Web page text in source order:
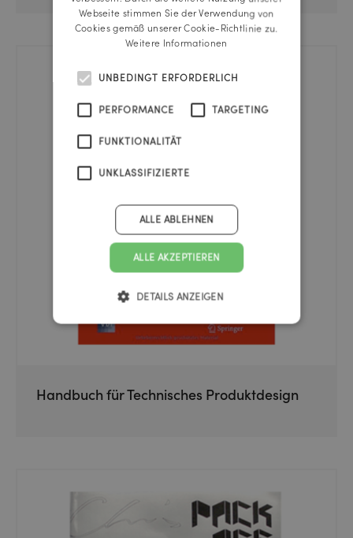
Handbuch für Technisches Produktdesign
Webseite stimmen Sie der Verwendung von
Cookies gemäß unserer Cookie-Richtlinie zu.
Weitere Informationen
UNBEDINGT ERFORDERLICH
PERFORMANCE TARGETING
FUNKTIONALITÄT
UNKLASSIFIZIERTE
ALLE AKZEPTIEREN
ALLE ABLEHNEN
DETAILS ANZEIGEN